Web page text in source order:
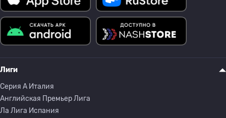
Лиги
Серия A Италия
Английская Премьер Лига
Ла Лига Испания